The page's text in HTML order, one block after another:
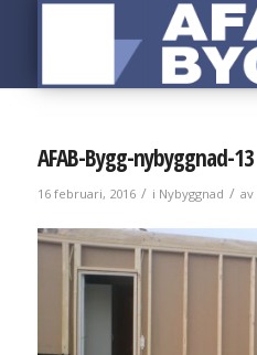
AFAB-Bygg-nybyggnad-13
16 februari, 2016 / i Nybyggnad / av